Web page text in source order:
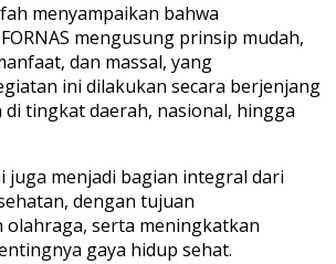
menyampaikan bahwa
mengusung prinsip mudah,
dan massal, yang
ini dilakukan secara berjenjang
tingkat daerah, nasional, hingga
juga menjadi bagian integral dari
dengan tujuan
olahraga, serta meningkatkan
gaya hidup sehat.